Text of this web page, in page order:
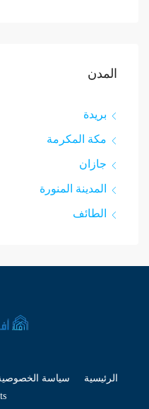
المدن
بريدة
مكة المكرمة
جازان
المدينة المنورة
الطائف
الرئيسية سياسة